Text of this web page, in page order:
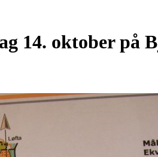
14. oktober på